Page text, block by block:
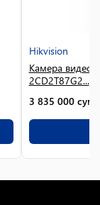
Hikvision
Камера
2CD2T87G2...
3 835 000 сум